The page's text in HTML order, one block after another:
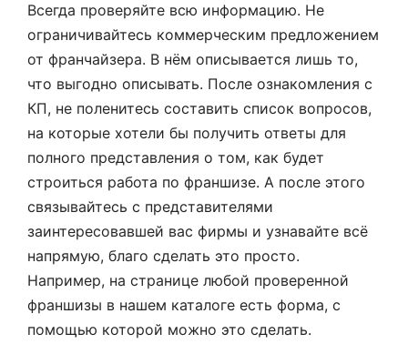
Всегда проверяйте всю информацию. Не
ограничивайтесь коммерческим предложением
от франчайзера. В нём описывается лишь то,
что выгодно описывать. После ознакомления с
КП, не поленитесь составить список вопросов,
на которые хотели бы получить ответы для
полного представления о том, как будет
строиться работа по франшизе. А после этого
связывайтесь с представителями
заинтересовавшей вас фирмы и узнавайте всё
напрямую, благо сделать это просто.
Например, на странице любой проверенной
франшизы в нашем каталоге есть форма, с
помощью которой можно это сделать.